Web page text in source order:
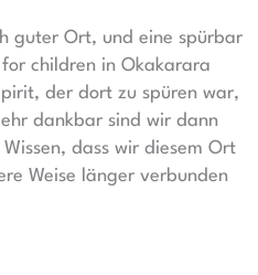
guter Ort, und eine spürbar
children in Okakarara
der dort zu spüren war,
dankbar sind wir dann
dass wir diesem Ort
Weise länger verbunden